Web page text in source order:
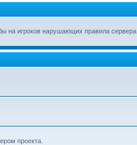
на игроков нарушающих правила сервера
проекта.